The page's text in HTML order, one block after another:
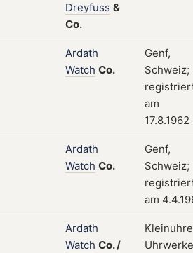
Dreyfuss &
Co.
Ardath
Watch Co.
Genf,
Schweiz;
am
17.8.1962
Ardath
Watch Co.
Genf,
Schweiz;
am
Ardath
Watch Co./